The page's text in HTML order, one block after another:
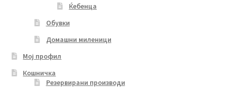
Ќебенца
Обувки
Домашни миленици
Мој профил
Кошничка
Резервирани производи